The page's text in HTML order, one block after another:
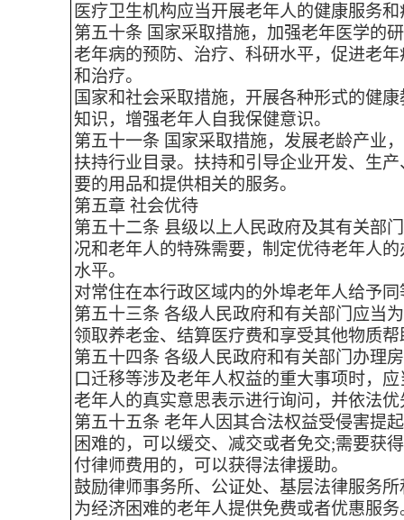
医疗卫生机构应当开展老年人的健康服务
第五十条 国家采取措施，加强老年医学的
老年病的预防、治疗、科研水平，促进老
和治疗。
国家和社会采取措施，开展各种形式的健
知识，增强老年人自我保健意识。
第五十一条 国家采取措施，发展老龄产业
扶持行业目录。扶持和引导企业开发、生
要的用品和提供相关的服务。
第五章 社会优待
第五十二条 县级以上人民政府及其有关部
况和老年人的特殊需要，制定优待老年人
水平。
对常住在本行政区域内的外埠老年人给予同
第五十三条 各级人民政府和有关部门应当
领取养老金、结算医疗费和享受其他物质
第五十四条 各级人民政府和有关部门办理
口迁移等涉及老年人权益的重大事项时，
老年人的真实意思表示进行询问，并依法优
第五十五条 老年人因其合法权益受侵害提
困难的，可以缓交、减交或者免交;需要获
付律师费用的，可以获得法律援助。
鼓励律师事务所、公证处、基层法律服务
为经济困难的老年人提供免费或者优惠服务